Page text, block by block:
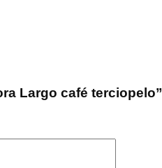
Largo café terciopelo”